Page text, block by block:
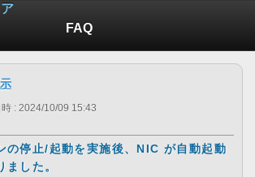
FAQ
: 2024/10/09 15:43
の停止/起動を実施後、NIC が自動起動
ました。